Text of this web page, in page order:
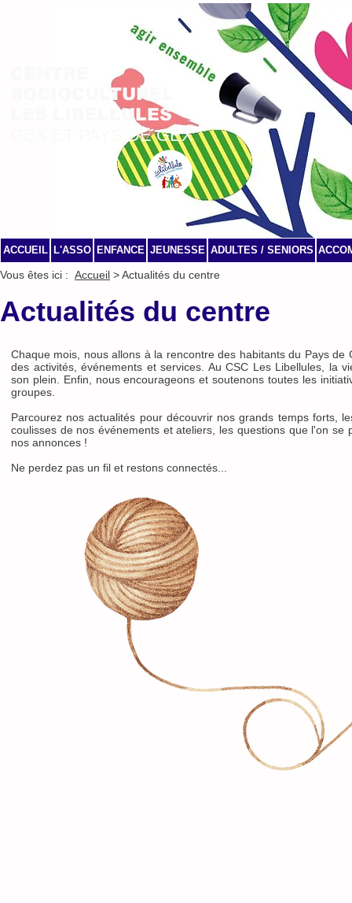
SOCIOCULTUREL
LES LIBELLULES
GEX ET PAYS DE GEX
ACCUEIL L'ASSO ENFANCE JEUNESSE ADULTES / SENIORS
Vous êtes ici : Accueil > Actualités du centre
Actualités du centre
Chaque mois, nous allons à la rencontre des habitants du Pays de
des activités, événements et services. Au CSC Les Libellules, la
son plein. Enfin, nous encourageons et soutenons toutes les
groupes.
Parcourez nos actualités pour découvrir nos grands temps forts,
coulisses de nos événements et ateliers, les questions que l'on se
nos annonces !
Ne perdez pas un fil et restons connectés...